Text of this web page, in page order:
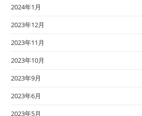
2024年1月
2023年12月
2023年11月
2023年10月
2023年9月
2023年6月
2023年5月